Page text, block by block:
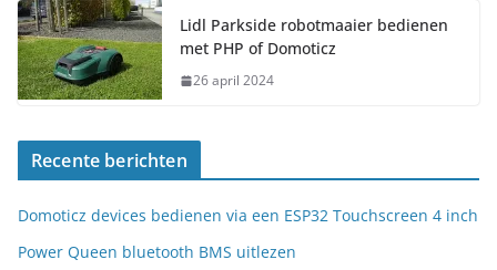
Lidl Parkside robotmaaier bedienen
met PHP of Domoticz
26 april 2024
Recente berichten
Domoticz devices bedienen via een ESP32 Touchscreen 4 inch
Power Queen bluetooth BMS uitlezen